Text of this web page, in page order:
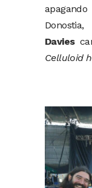
Davies
Celluloid